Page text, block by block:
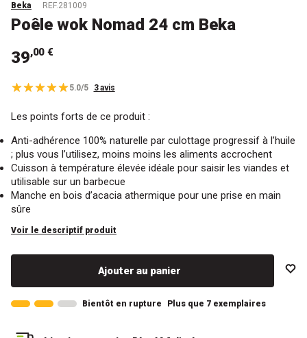
Beka REF.281009
Poêle wok Nomad 24 cm Beka
39,00 €
5.0/5 3 avis
Les points forts de ce produit :
Anti-adhérence 100% naturelle par culottage progressif à l’huile
; plus vous l’utilisez, moins moins les aliments accrochent
Cuisson à température élevée idéale pour saisir les viandes et
utilisable sur un barbecue
Manche en bois d’acacia athermique pour une prise en main
sûre
Voir le descriptif produit
Ajouter au panier
Bientôt en rupture Plus que 7 exemplaires